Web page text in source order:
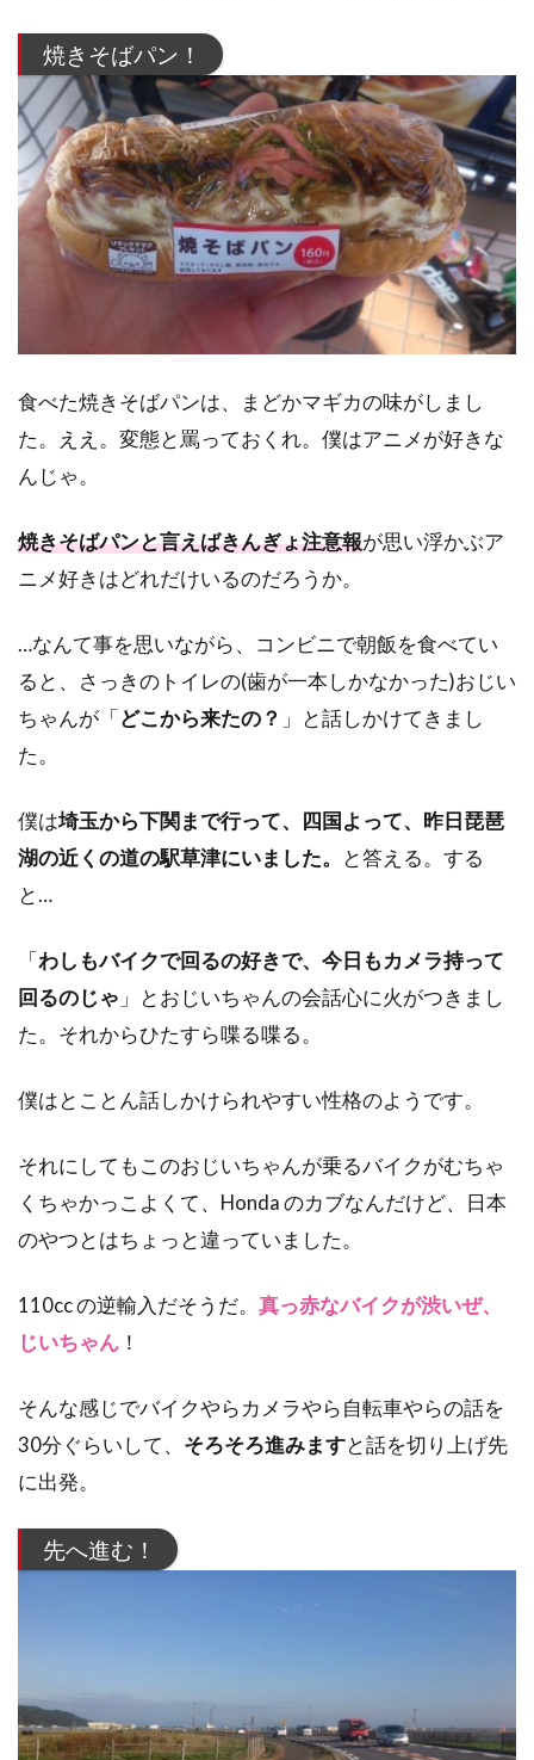
焼きそばパン！
食べた焼きそばパンは、まどかマギカの味がしまし
た。ええ。変態と罵っておくれ。僕はアニメが好きな
んじゃ。
焼きそばパンと言えばきんぎょ注意報が思い浮かぶア
ニメ好きはどれだけいるのだろうか。
…なんて事を思いながら、コンビニで朝飯を食べてい
ると、さっきのトイレの(歯が一本しかなかった)おじい
ちゃんが「どこから来たの？ 」と話しかけてきまし
た。
僕は埼玉から下関まで行って、四国よって、昨日琵琶
湖の近くの道の駅草津にいました。
と答える。する
と…
「わしもバイクで回るの好きで、今日もカメラ持って
回るのじゃ 」とおじいちゃんの会話心に火がつきまし
た。それからひたすら喋る喋る。
僕はとことん話しかけられやすい性格のようです。
それにしてもこのおじいちゃんが乗るバイクがむちゃ
くちゃかっこよくて、Honda のカブなんだけど、日本
のやつとはちょっと違っていました。
110cc の逆輸入だそうだ。 真っ赤なバイクが渋いぜ、
じいちゃん ！
そんな感じでバイクやらカメラやら自転車やらの話を
30分ぐらいして、 そろそろ進みますと話を切り上げ先
に出発。
先へ進む！